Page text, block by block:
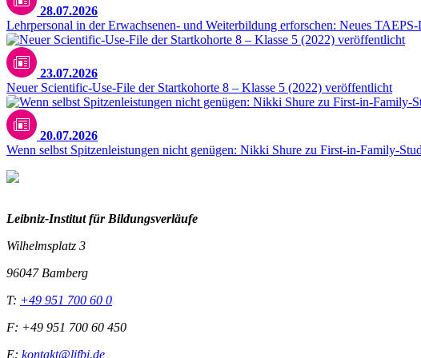
28.07.2026
Lehrpersonal in der Erwachsenen- und Weiterbildung erforschen: Neues
23.07.2026
Neuer Scientific-Use-File der Startkohorte 8 – Klasse 5 (2022) veröffentlicht
20.07.2026
Wenn selbst Spitzenleistungen nicht genügen: Nikki Shure zu First-in-Family-
Leibniz-Institut für Bildungsverläufe
Wilhelmsplatz 3
96047 Bamberg
T: +49 951 700 60 0
F: +49 951 700 60 450
E: kontakt@lifbi.de